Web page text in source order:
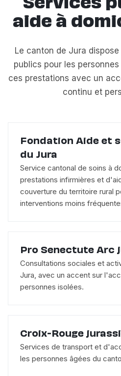
Services
aide à
Le canton de Jura
publics pour les
ces prestations avec un
continu et
Fondation Aide et
du Jura
Service cantonal de soins à
prestations infirmières et
couverture du territoire rural
interventions moins
Pro Senectute Arc
Consultations sociales et
Jura, avec un accent sur
personnes isolées.
Croix-Rouge
Services de transport et
les personnes âgées du